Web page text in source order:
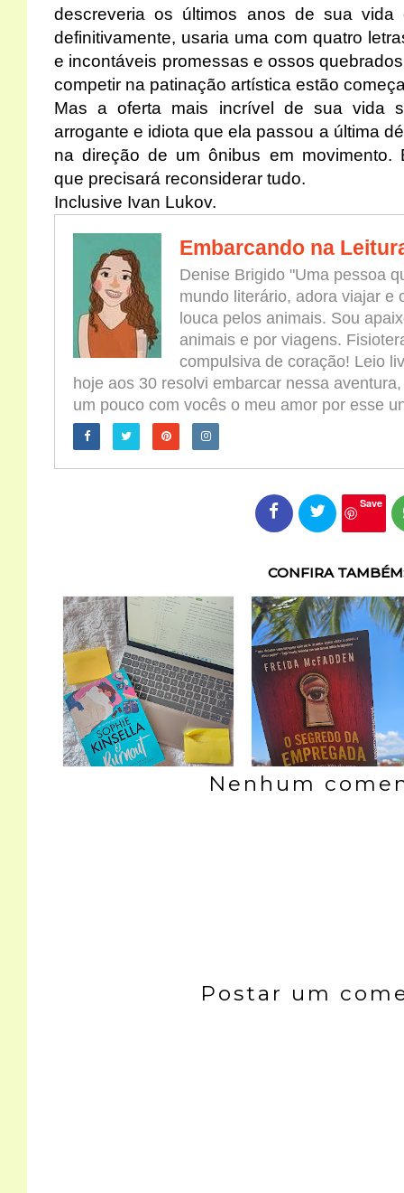
descreveria os últimos anos de sua
definitivamente, usaria uma com quatro
e incontáveis promessas e ossos
competir na patinação artística estão
Mas a oferta mais incrível de sua vida
arrogante e idiota que ela passou a última
na direção de um ônibus em movimento.
que precisará reconsiderar tudo.
Inclusive Ivan Lukov.
Embarcando na
Denise Brigido "Uma pessoa
mundo literário, adora viajar e
louca pelos animais. Sou
animais e por viagens.
compulsiva de coração! Leio
hoje aos 30 resolvi embarcar nessa
um pouco com vocês o meu amor por esse
Save
CONFIRA
Nenhum
Postar um